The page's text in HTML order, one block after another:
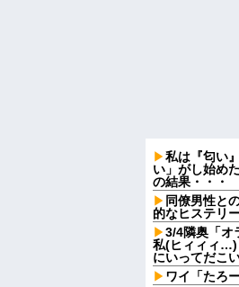
私は『匂い
い」がし始め
の結果・・・
同僚男性と
的なヒステリ
3/4隣奥「オ
私(ヒィィィ
にいってだこ
ワイ「たろ